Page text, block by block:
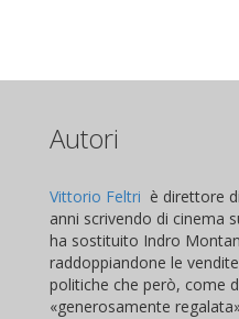
Autori
Vittorio Feltri è direttore
anni scrivendo di cinema
ha sostituito Indro
raddoppiandone le
politiche che però, come
«generosamente